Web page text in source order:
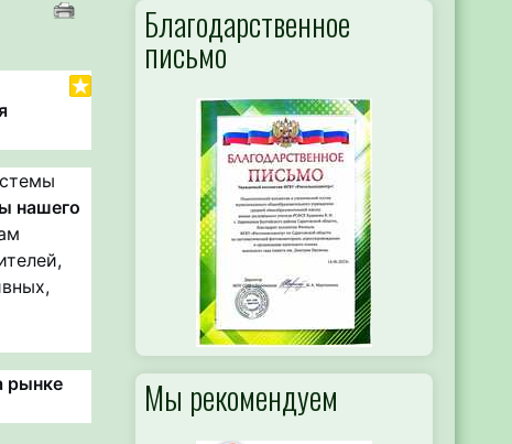
нашего
рынке
Благодарственное
письмо
Мы рекомендуем